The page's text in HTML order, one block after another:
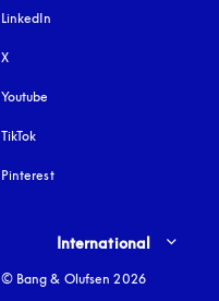
LinkedIn
X
Youtube
TikTok
Pinterest
Select country and language
International
© Bang & Olufsen 2026